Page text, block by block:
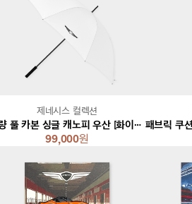
경량 풀 카본 싱글 캐노피 우산 [화이트]
99,000원
제네시스 컬렉션